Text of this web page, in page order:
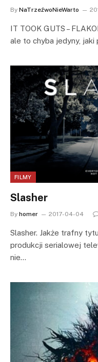
By NaTrzeźwoNieWarto
IT TOOK GUTS –
ale to chyba jedyny, jaki
FILMY
Slasher
By homer 2017-04-04
Slasher. Jakże trafny
produkcji serialowej
nie…